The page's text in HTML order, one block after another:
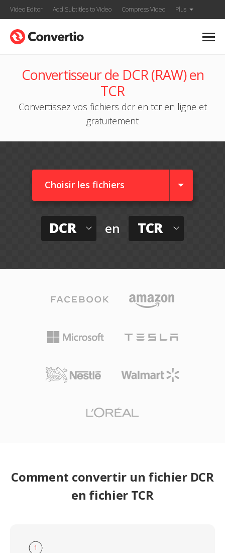
Video Editor Add Subtitles to Video Compress Video Plus
Convertisseur de DCR (RAW) en
TCR
Convertissez vos fichiers dcr en tcr en ligne et
gratuitement
Choisir les fichiers
DCR en TCR
Comment convertir un fichier DCR
en fichier TCR
1